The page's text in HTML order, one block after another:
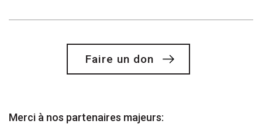
Faire un don
Merci à nos partenaires majeurs: